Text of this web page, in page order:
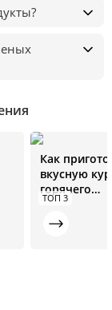
ТОП 3
Как
вкусную
горячего
копчения.
от А до Я